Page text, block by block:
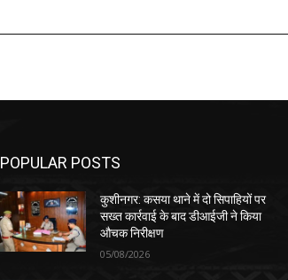
POPULAR POSTS
कुशीनगर: कसया थाने में दो सिपाहियों पर
सख्त कार्रवाई के बाद डीआईजी ने किया
औचक निरीक्षण
05/08/2026